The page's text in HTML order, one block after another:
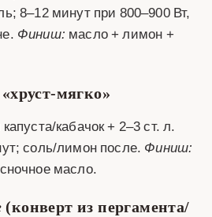
8–12 минут при 800–900 Вт,
Финиш: масло + лимон +
кабачок + 2–3 ст. л.
соль/лимон после. Финиш:
масло.
(конверт из пергамента/